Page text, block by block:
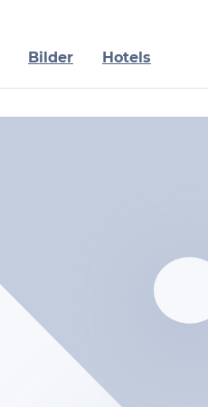
Bilder Hotels